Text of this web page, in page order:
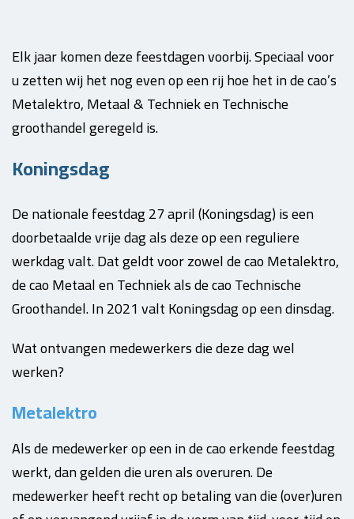
Elk jaar komen deze feestdagen voorbij. Speciaal voor
u zetten wij het nog even op een rij hoe het in de cao’s
Metalektro, Metaal & Techniek en Technische
groothandel geregeld is.
Koningsdag
De nationale feestdag 27 april (Koningsdag) is een
doorbetaalde vrije dag als deze op een reguliere
werkdag valt. Dat geldt voor zowel de cao Metalektro,
de cao Metaal en Techniek als de cao Technische
Groothandel. In 2021 valt Koningsdag op een dinsdag.
Wat ontvangen medewerkers die deze dag wel
werken?
Metalektro
Als de medewerker op een in de cao erkende feestdag
werkt, dan gelden die uren als overuren. De
medewerker heeft recht op betaling van die (over)uren